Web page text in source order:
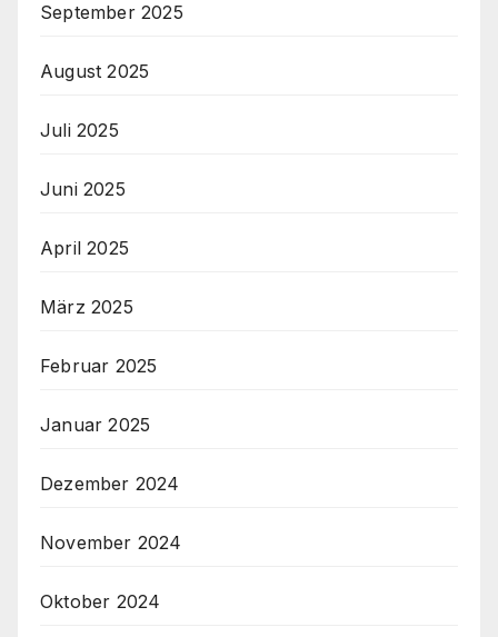
September 2025
August 2025
Juli 2025
Juni 2025
April 2025
März 2025
Februar 2025
Januar 2025
Dezember 2024
November 2024
Oktober 2024